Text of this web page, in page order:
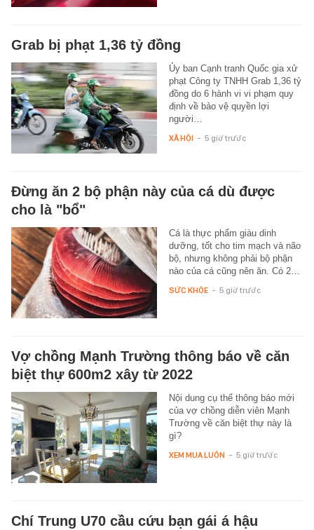
Grab bị phạt 1,36 tỷ đồng
Ủy ban Cạnh tranh Quốc gia xử
phạt Công ty TNHH Grab 1,36 tỷ
đồng do 6 hành vi vi phạm quy
định về bảo vệ quyền lợi
người…
XÃ HỘI - 5 giờ trước
Đừng ăn 2 bộ phận này của cá dù được
cho là "bổ"
Cá là thực phẩm giàu dinh
dưỡng, tốt cho tim mạch và não
bộ, nhưng không phải bộ phận
nào của cá cũng nên ăn. Có 2…
SỨC KHỎE - 5 giờ trước
Vợ chồng Mạnh Trường thông báo về căn
biệt thự 600m2 xây từ 2022
Nội dung cụ thể thông báo mới
của vợ chồng diễn viên Mạnh
Trường về căn biệt thự này là
gì?
XEM MUA LUÔN - 5 giờ trước
Chí Trung U70 cầu cứu bạn gái á hậu